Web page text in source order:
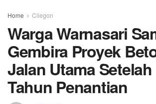
Home Cilegon
Warga Warnasari
Gembira Proyek
Jalan Utama Setelah
Tahun Penantian